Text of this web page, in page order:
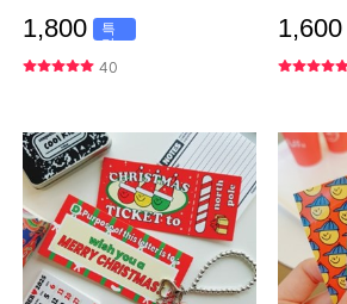
1,800
특
가
40
1,600